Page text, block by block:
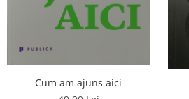
Cum am ajuns aici